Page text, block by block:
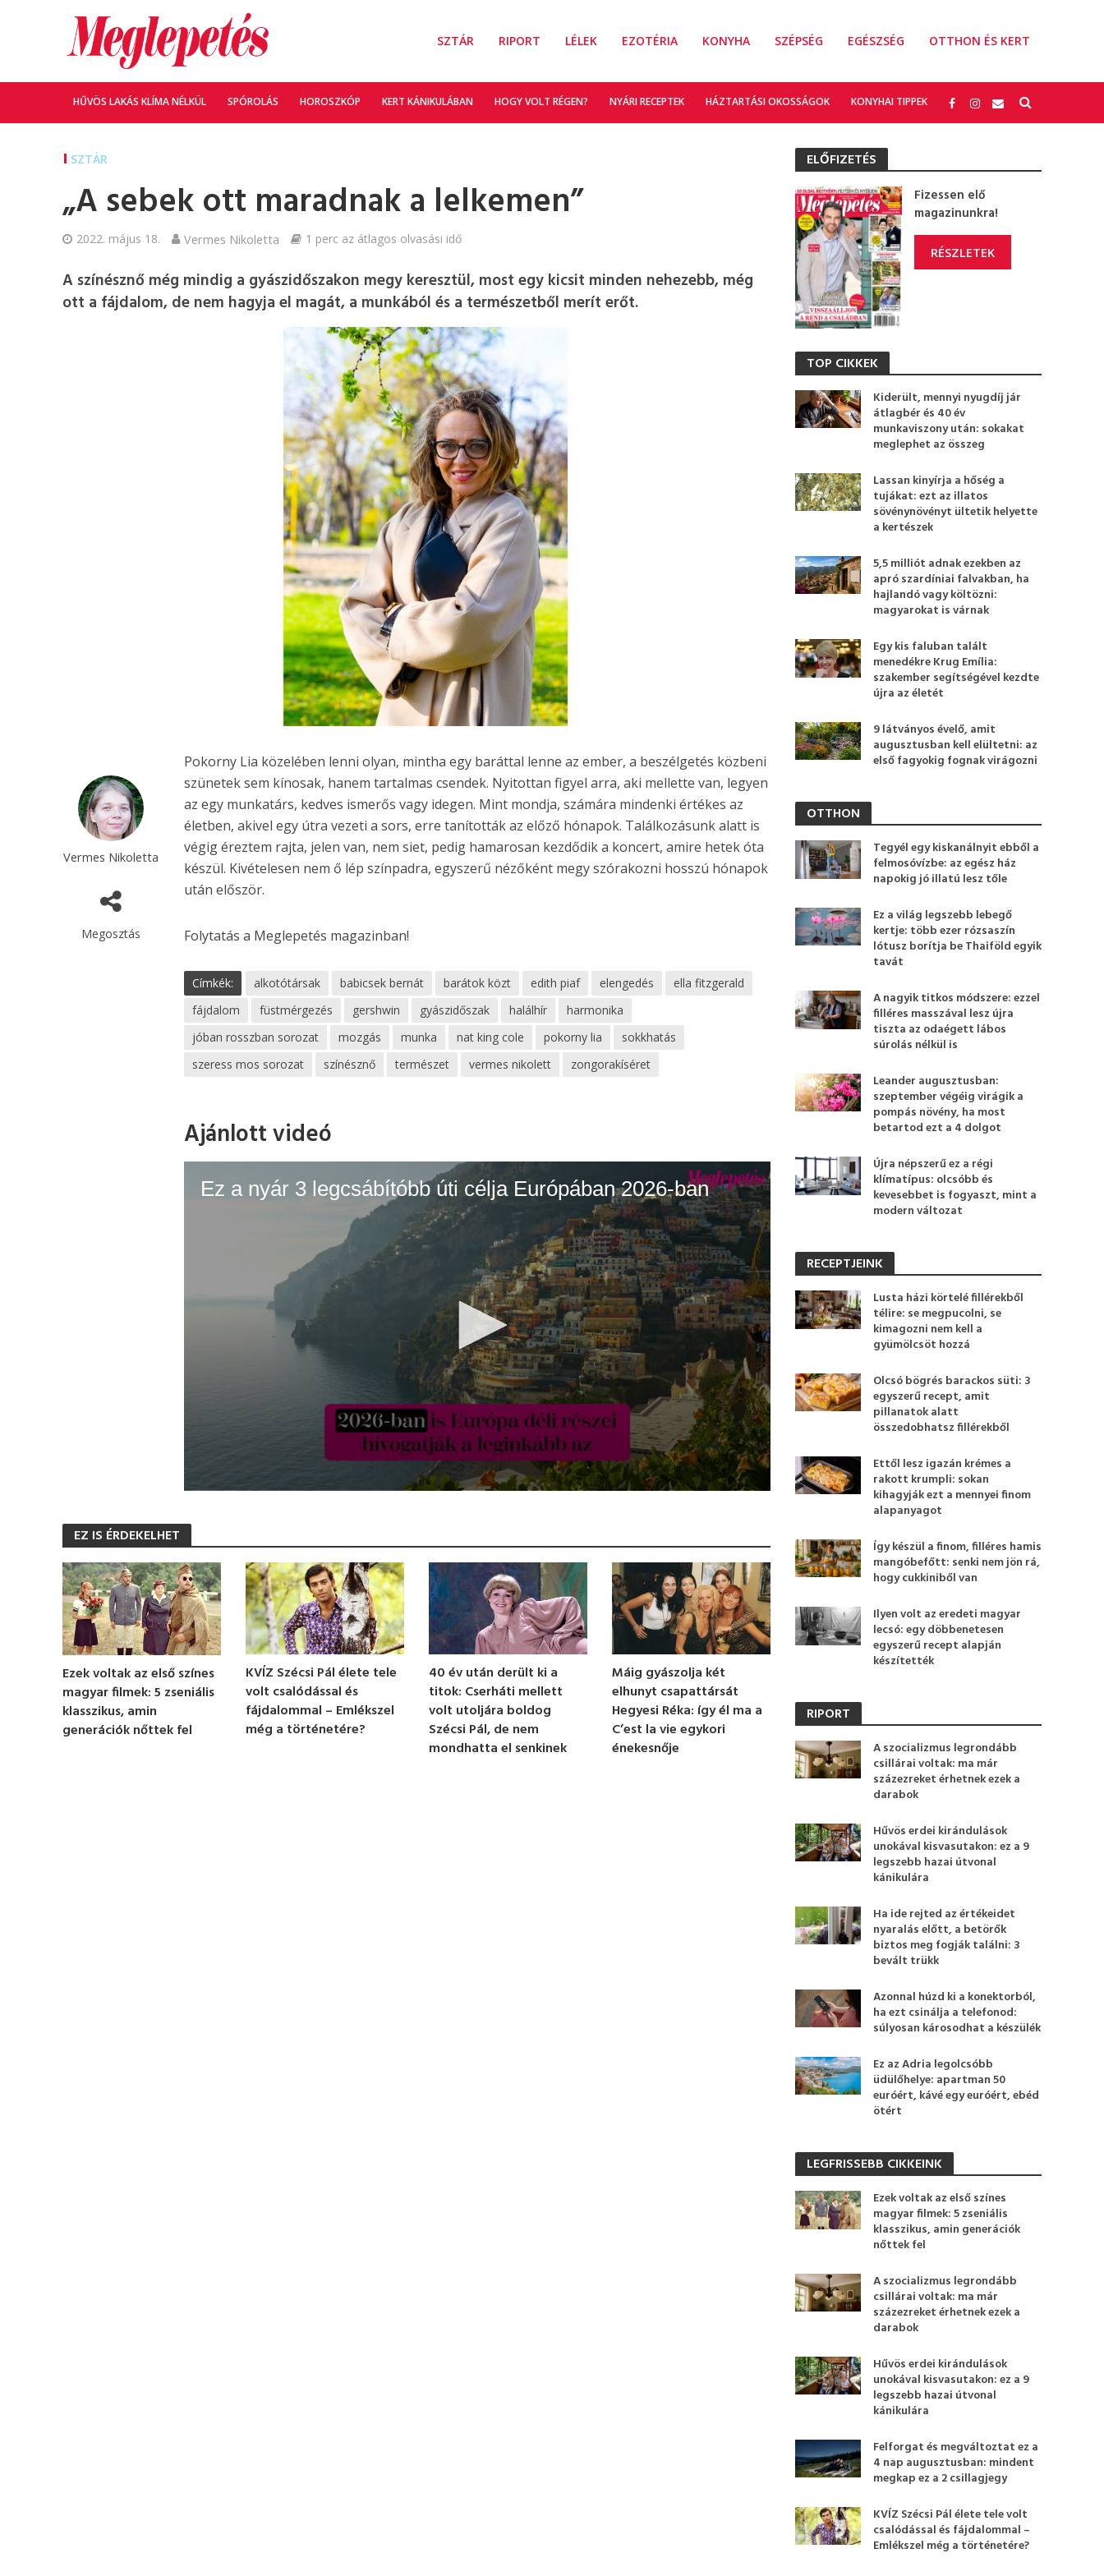
SZTÁR RIPORT LÉLEK EZOTÉRIA KONYHA SZÉPSÉG EGÉSZSÉG OTTHON ÉS KERT
HŰVÖS LAKÁS KLÍMA NÉLKÜL SPÓROLÁS HOROSZKÓP KERT KÁNIKULÁBAN HOGY VOLT RÉGEN? NYÁRI RECEPTEK HÁZTARTÁSI OKOSSÁGOK KONYHAI TIPPEK
SZTÁR
„A sebek ott maradnak a lelkemen”
2022. május 18. Vermes Nikoletta 1 perc az átlagos olvasási idő
A színésznő még mindig a gyászidőszakon megy keresztül, most egy kicsit minden nehezebb, még
ott a fájdalom, de nem hagyja el magát, a munkából és a természetből merít erőt.
Vermes Nikoletta
Megosztás
Pokorny Lia közelében lenni olyan, mintha egy baráttal lenne az ember, a beszélgetés közbeni
szünetek sem kínosak, hanem tartalmas csendek. Nyitottan figyel arra, aki mellette van, legyen
az egy munkatárs, kedves ismerős vagy idegen. Mint mondja, számára mindenki értékes az
életben, akivel egy útra vezeti a sors, erre tanították az előző hónapok. Találkozásunk alatt is
végig éreztem rajta, jelen van, nem siet, pedig hamarosan kezdődik a koncert, amire hetek óta
készül. Kivételesen nem ő lép színpadra, egyszerű nézőként megy szórakozni hosszú hónapok
után először.
Folytatás a Meglepetés magazinban!
Címkék: alkotótársak babicsek bernát barátok közt edith piaf elengedés
ella fitzgerald
fájdalom
füstmérgezés gershwin gyászidőszak halálhír
harmonika
jóban rosszban sorozat
mozgás munka nat king cole pokorny lia
sokkhatás
szeress mos sorozat
színésznő természet vermes nikolett zongorakíséret
Ajánlott videó
Ez a nyár 3 legcsábítóbb úti célja Európában 2026-ban
e
o
n
d
s
o
f
1
m
i
u
t
1
EZ IS ÉRDEKELHET
Ezek voltak az első színes
magyar filmek: 5 zseniális
klasszikus, amin
generációk nőttek fel
KVÍZ Szécsi Pál élete tele
volt csalódással és
fájdalommal – Emlékszel
még a történetére?
40 év után derült ki a
titok: Cserháti mellett
volt utoljára boldog
Szécsi Pál, de nem
mondhatta el senkinek
Máig gyászolja két
elhunyt csapattársát
Hegyesi Réka: így él ma a
C’est la vie egykori
énekesnője
ELŐFIZETÉS
Fizessen elő
magazinunkra!
RÉSZLETEK
TOP CIKKEK
Kiderült, mennyi nyugdíj jár
átlagbér és 40 év
munkaviszony után: sokakat
meglephet az összeg
Lassan kinyírja a hőség a
tujákat: ezt az illatos
sövénynövényt ültetik helyette
a kertészek
5,5 milliót adnak ezekben az
apró szardíniai falvakban, ha
hajlandó vagy költözni:
magyarokat is várnak
Egy kis faluban talált
menedékre Krug Emília:
szakember segítségével kezdte
újra az életét
9 látványos évelő, amit
augusztusban kell elültetni: az
első fagyokig fognak virágozni
OTTHON
Tegyél egy kiskanálnyit ebből a
felmosóvízbe: az egész ház
napokig jó illatú lesz tőle
Ez a világ legszebb lebegő
kertje: több ezer rózsaszín
lótusz borítja be Thaiföld egyik
tavát
A nagyik titkos módszere: ezzel
filléres masszával lesz újra
tiszta az odaégett lábos
súrolás nélkül is
Leander augusztusban:
szeptember végéig virágik a
pompás növény, ha most
betartod ezt a 4 dolgot
Újra népszerű ez a régi
klímatípus: olcsóbb és
kevesebbet is fogyaszt, mint a
modern változat
RECEPTJEINK
Lusta házi körtelé fillérekből
télire: se megpucolni, se
kimagozni nem kell a
gyümölcsöt hozzá
Olcsó bögrés barackos süti: 3
egyszerű recept, amit
pillanatok alatt
összedobhatsz fillérekből
Ettől lesz igazán krémes a
rakott krumpli: sokan
kihagyják ezt a mennyei finom
alapanyagot
Így készül a finom, filléres hamis
mangóbefőtt: senki nem jön rá,
hogy cukkiniből van
Ilyen volt az eredeti magyar
lecsó: egy döbbenetesen
egyszerű recept alapján
készítették
RIPORT
A szocializmus legrondább
csillárai voltak: ma már
százezreket érhetnek ezek a
darabok
Hűvös erdei kirándulások
unokával kisvasutakon: ez a 9
legszebb hazai útvonal
kánikulára
Ha ide rejted az értékeidet
nyaralás előtt, a betörők
biztos meg fogják találni: 3
bevált trükk
Azonnal húzd ki a konektorból,
ha ezt csinálja a telefonod:
súlyosan károsodhat a készülék
Ez az Adria legolcsóbb
üdülőhelye: apartman 50
euróért, kávé egy euróért, ebéd
ötért
LEGFRISSEBB CIKKEINK
Ezek voltak az első színes
magyar filmek: 5 zseniális
klasszikus, amin generációk
nőttek fel
A szocializmus legrondább
csillárai voltak: ma már
százezreket érhetnek ezek a
darabok
Hűvös erdei kirándulások
unokával kisvasutakon: ez a 9
legszebb hazai útvonal
kánikulára
Felforgat és megváltoztat ez a
4 nap augusztusban: mindent
megkap ez a 2 csillagjegy
KVÍZ Szécsi Pál élete tele volt
csalódással és fájdalommal –
Emlékszel még a történetére?